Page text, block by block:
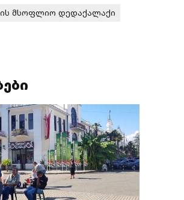
მსოფლიო დედაქალაქი